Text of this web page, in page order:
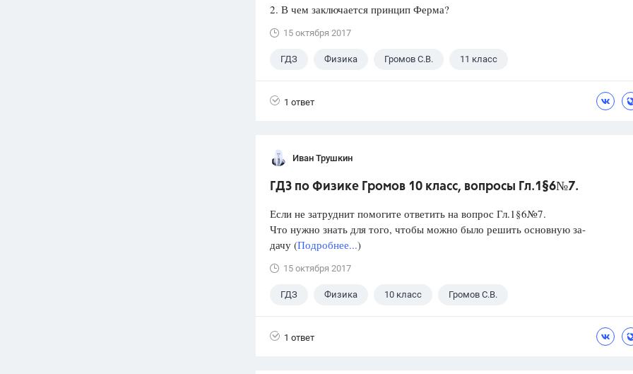
2. В чем заключается принцип Ферма?
15 октября 2017
ГДЗ Физика Громов С.В. 11 класс
1 ответ
Иван Трушкин
ГДЗ по Физике Громов 10 класс, вопросы Гл.1§6№7.
Если не затруднит помогите ответить на вопрос Гл.1§6№7.
Что нужно знать для того, чтобы можно было решить основную за-
дачу (Подробнее...)
15 октября 2017
ГДЗ Физика 10 класс Громов С.В.
1 ответ